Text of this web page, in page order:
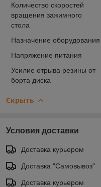
Количество скоростей
вращения зажимного
стола
Назначение оборудования
Напряжение питания
Усилие отрыва резины от
борта диска
Скрыть
Условия доставки
Доставка курьером
Доставка "Самовывоз"
Доставка курьером